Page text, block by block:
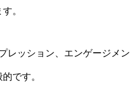
。
レッション、エンゲージメ
です。